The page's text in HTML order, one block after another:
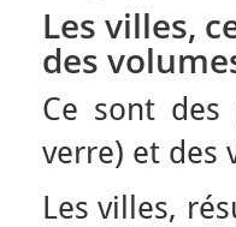
Les villes,
des
Ce sont des
verre) et des
Les villes,